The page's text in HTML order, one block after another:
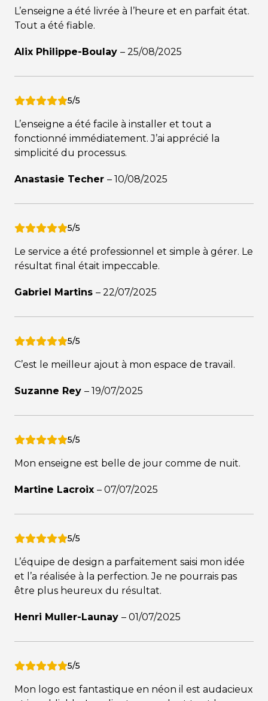
L’enseigne a été livrée à l’heure et en parfait état.
Tout a été fiable.
Alix Philippe-Boulay – 25/08/2025
5/5
L’enseigne a été facile à installer et tout a
fonctionné immédiatement. J’ai apprécié la
simplicité du processus.
Anastasie Techer – 10/08/2025
5/5
Le service a été professionnel et simple à gérer. Le
résultat final était impeccable.
Gabriel Martins – 22/07/2025
5/5
C’est le meilleur ajout à mon espace de travail.
Suzanne Rey – 19/07/2025
5/5
Mon enseigne est belle de jour comme de nuit.
Martine Lacroix – 07/07/2025
5/5
L’équipe de design a parfaitement saisi mon idée
et l’a réalisée à la perfection. Je ne pourrais pas
être plus heureux du résultat.
Henri Muller-Launay – 01/07/2025
5/5
Mon logo est fantastique en néon il est audacieux